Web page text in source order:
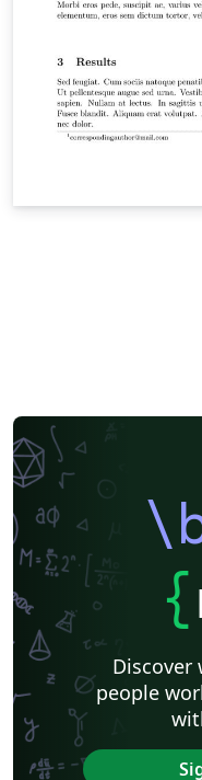
{
Discover
people